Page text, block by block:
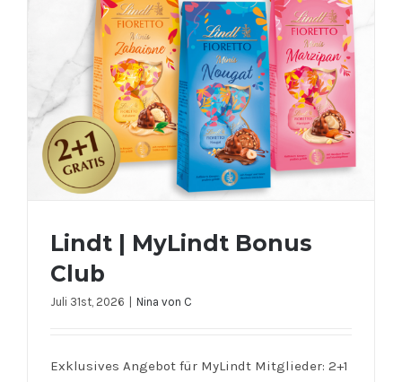
Lindt | MyLindt Bonus
Club
Juli 31st, 2026 Nina von C
Exklusives Angebot für MyLindt Mitglieder: 2+1